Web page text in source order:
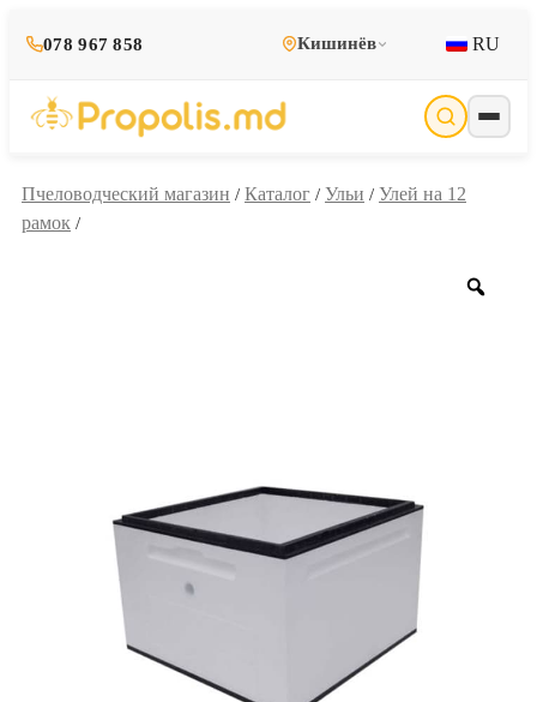
078 967 858 Кишинёв RU
Пчеловодческий магазин / Каталог / Ульи / Улей на 12
рамок /